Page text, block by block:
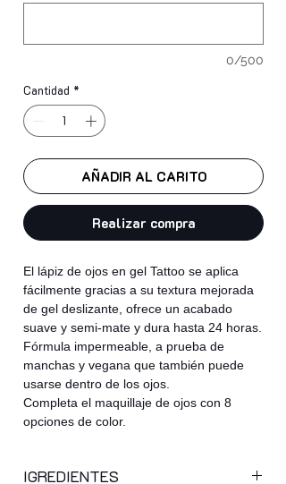
0/500
Cantidad *
AÑADIR AL CARITO
Realizar compra
El lápiz de ojos en gel Tattoo se aplica
fácilmente gracias a su textura mejorada
de gel deslizante, ofrece un acabado
suave y semi-mate y dura hasta 24 horas.
Fórmula impermeable, a prueba de
manchas y vegana que también puede
usarse dentro de los ojos.
Completa el maquillaje de ojos con 8
opciones de color.
IGREDIENTES